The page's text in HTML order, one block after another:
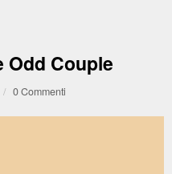
Odd Couple
/ 0 Commenti